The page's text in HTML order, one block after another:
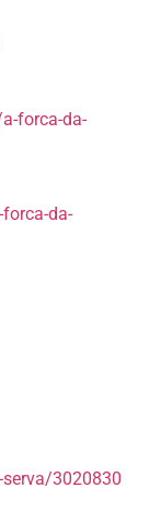
forca-da-
da-
3020830